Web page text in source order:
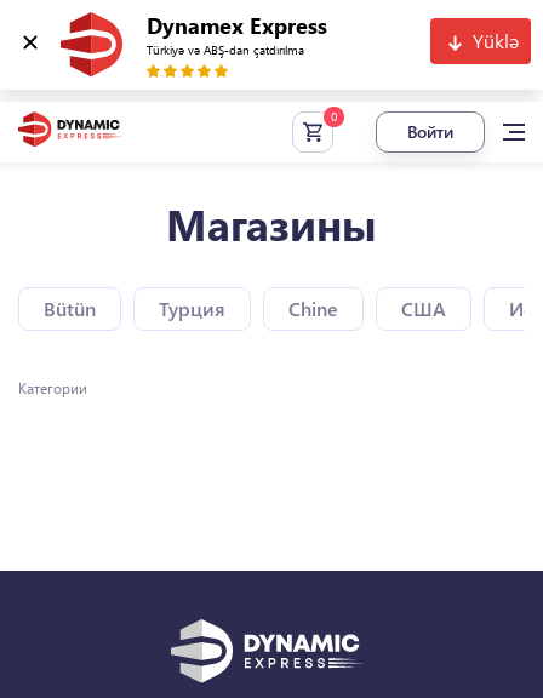
Dynamex Express
Türkiyə və ABŞ-dan çatdırılma Yüklə
Войти
Магазины
Bütün Турция Chine США
Категории